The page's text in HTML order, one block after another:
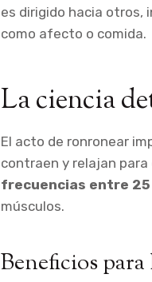
es dirigido hacia otros,
como afecto o comida.
La ciencia
El acto de ronronear
contraen y relajan
frecuencias entre 25
músculos.
Beneficios